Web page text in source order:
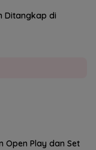
Ditangkap di
Open Play dan Set